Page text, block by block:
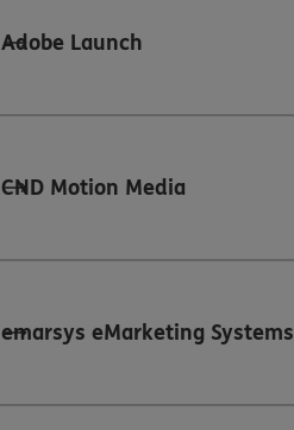
Adobe Launch
CND Motion Media
emarsys eMarketing Systems